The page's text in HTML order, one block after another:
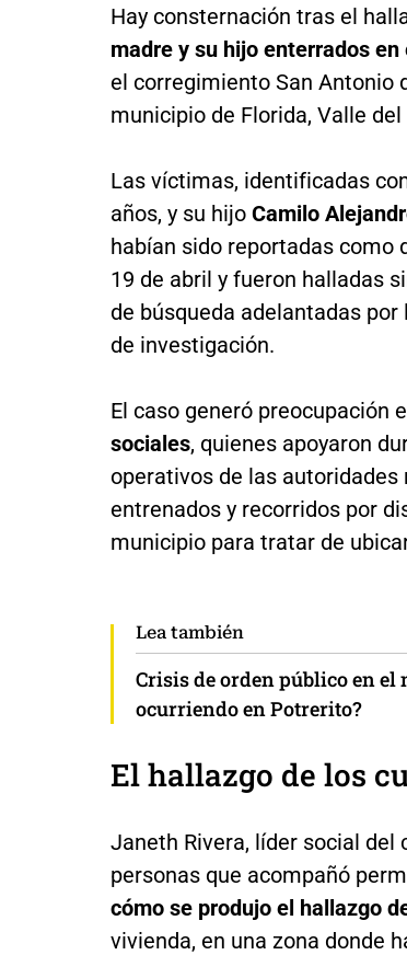
Hay consternación tras el
madre y su hijo enterrados en
el corregimiento San Antonio
municipio de Florida, Valle del
Las víctimas, identificadas
años, y su hijo Camilo
habían sido reportadas como
19 de abril y fueron halladas
de búsqueda adelantadas
de investigación.
El caso generó preocupación
sociales, quienes apoyaron
operativos de las
entrenados y recorridos por
municipio para tratar de
Lea también
Crisis de orden público en el
ocurriendo en Potrerito?
El hallazgo de los
Janeth Rivera, líder social del
personas que acompañó
cómo se produjo el hallazgo
vivienda, en una zona donde